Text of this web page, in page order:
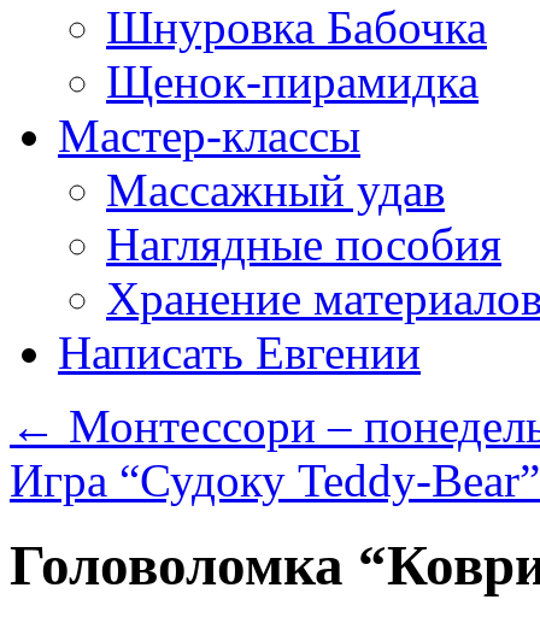
Шнуровка Бабочка
Щенок-пирамидка
Мастер-классы
Массажный удав
Наглядные пособия
Хранение
Написать Евгении
← Монтессори –
Игра “Судоку Teddy-
Головоломка